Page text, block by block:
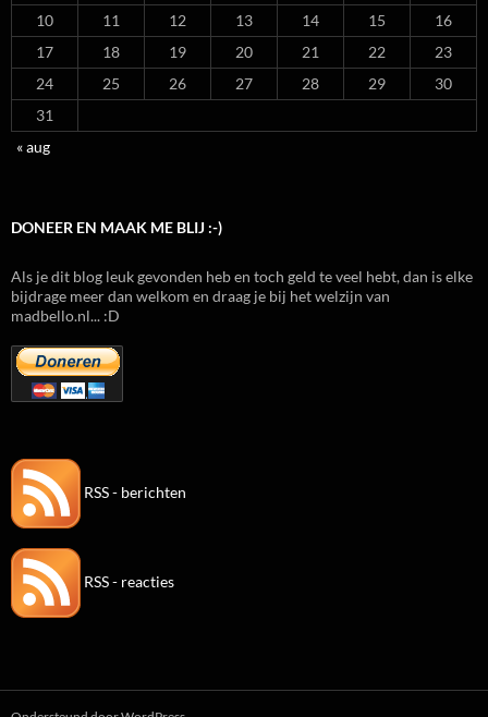
10
11 12 13 14 15
16
17
18 19 20 21 22
23
24
25 26 27 28 29
30
31
« aug
DONEER EN MAAK ME BLIJ :-)
Als je dit blog leuk gevonden heb en toch geld te veel hebt, dan is elke
bijdrage meer dan welkom en draag je bij het welzijn van
madbello.nl... :D
RSS - berichten
RSS - reacties